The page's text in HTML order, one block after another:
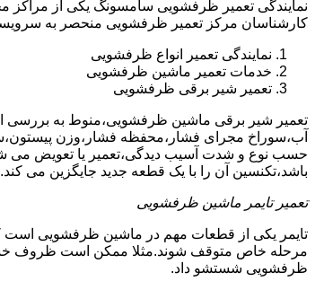
نمایندگی تعمیر ظرفشویی سامسونگ یکی از مراکز
کارشناسان مرکز تعمیر ظرفشویی منحصر به
نمایندگی تعمیر انواع ظرفشویی
خدمات تعمیر ماشین ظرفشویی
تعمیر شیر برقی ظرفشویی
تعمیر شیر برقی ماشین ظرفشویی،منوط به بررسی
آب،سوراخ مجرای فشار،محفظه فشار،وزن
حسب نوع و شدت آسیب دیدگی،تعمیر یا تعویض می
باشد،تکنسین آن را با یک قطعه جدید جایگزین می
تعمیر تایمر ماشین ظرفشویی
تایمر یکی از قطعات مهم در ماشین ظرفشویی است
مرحله خاص متوقف شوند.مثلا ممکن است ظروف خشک
ظرفشویی شستشو داد.